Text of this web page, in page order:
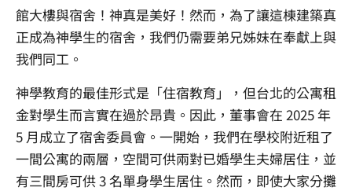
館大樓與宿舍！神真是美好！然而，為了讓這棟建築真
正成為神學生的宿舍，我們仍需要弟兄姊妹在奉獻上與
我們同工。
神學教育的最佳形式是「住宿教育」，但台北的公寓租
金對學生而言實在過於昂貴。因此，董事會在 2025 年
5 月成立了宿舍委員會。一開始，我們在學校附近租了
一間公寓的兩層，空間可供兩對已婚學生夫婦居住，並
有三間房可供 3 名單身學生居住。然而，即使大家分攤